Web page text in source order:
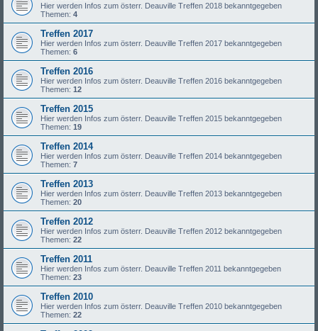
Hier werden Infos zum österr. Deauville Treffen 2018 bekanntgegeben
Themen: 4
Treffen 2017
Hier werden Infos zum österr. Deauville Treffen 2017 bekanntgegeben
Themen: 6
Treffen 2016
Hier werden Infos zum österr. Deauville Treffen 2016 bekanntgegeben
Themen: 12
Treffen 2015
Hier werden Infos zum österr. Deauville Treffen 2015 bekanntgegeben
Themen: 19
Treffen 2014
Hier werden Infos zum österr. Deauville Treffen 2014 bekanntgegeben
Themen: 7
Treffen 2013
Hier werden Infos zum österr. Deauville Treffen 2013 bekanntgegeben
Themen: 20
Treffen 2012
Hier werden Infos zum österr. Deauville Treffen 2012 bekanntgegeben
Themen: 22
Treffen 2011
Hier werden Infos zum österr. Deauville Treffen 2011 bekanntgegeben
Themen: 23
Treffen 2010
Hier werden Infos zum österr. Deauville Treffen 2010 bekanntgegeben
Themen: 22